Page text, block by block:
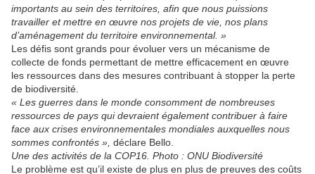
importants au sein des territoires, afin que nous puissions
travailler et mettre en œuvre nos projets de vie, nos plans
d’aménagement du territoire environnemental. »
Les défis sont grands pour évoluer vers un mécanisme de
collecte de fonds permettant de mettre efficacement en œuvre
les ressources dans des mesures contribuant à stopper la perte
de biodiversité.
« Les guerres dans le monde consomment de nombreuses
ressources de pays qui devraient également contribuer à faire
face aux crises environnementales mondiales auxquelles nous
sommes confrontés », déclare Bello.
Une des activités de la COP16. Photo : ONU Biodiversité
Le problème est qu’il existe de plus en plus de preuves des coûts